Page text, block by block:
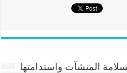
المنشآت واستدامتها